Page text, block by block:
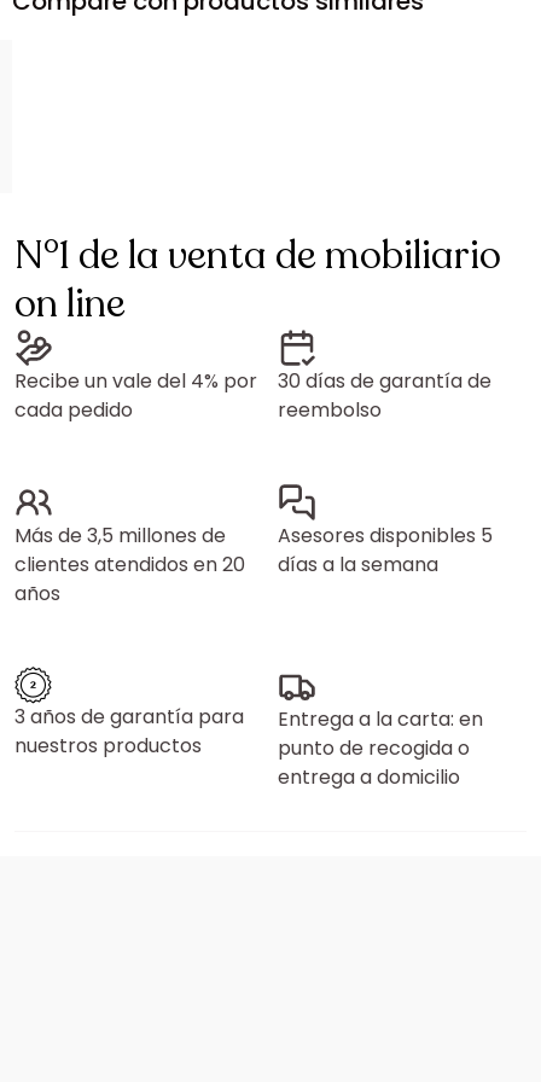
N°1 de la venta de mobiliario
on line
Recibe un vale del 4% por
cada pedido
30 días de garantía de
reembolso
Más de 3,5 millones de
clientes atendidos en 20
años
Asesores disponibles 5
días a la semana
3 años de garantía para
nuestros productos
Entrega a la carta: en
punto de recogida o
entrega a domicilio